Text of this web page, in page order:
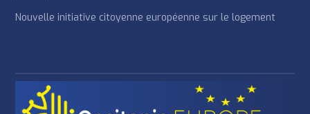
Nouvelle initiative citoyenne européenne sur le logement